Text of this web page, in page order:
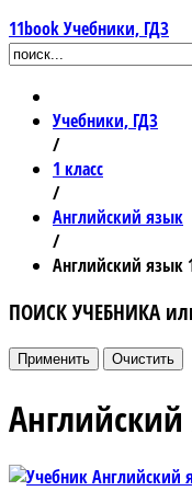
11bookУчебники, ГДЗ
Учебники, ГДЗ
/
1 класс
/
Английский язык
/
Английский язык
ПОИСК УЧЕБНИКА